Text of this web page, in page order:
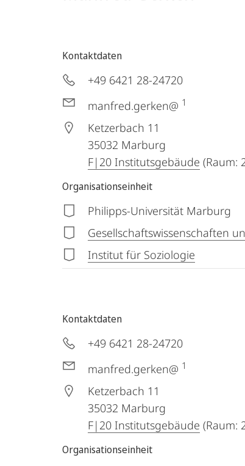
Kontaktdaten
+49 6421 28-24720
manfred.gerken@ 1
Ketzerbach 11
35032 Marburg
F|20 Institutsgebäude (Raum:
Organisationseinheit
Philipps-Universität Marburg
Gesellschaftswissenschaften
Institut für Soziologie
Kontaktdaten
+49 6421 28-24720
manfred.gerken@ 1
Ketzerbach 11
35032 Marburg
F|20 Institutsgebäude (Raum:
Organisationseinheit